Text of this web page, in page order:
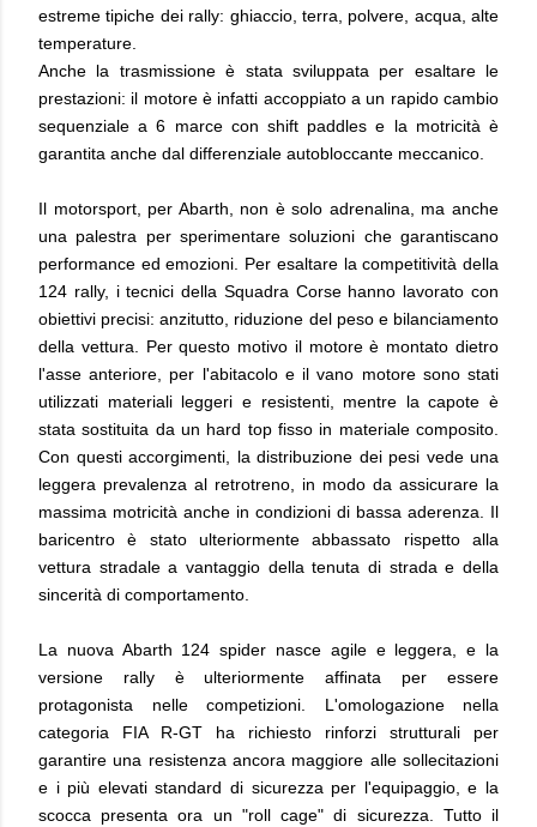
estreme tipiche dei rally: ghiaccio, terra, polvere, acqua, alte
temperature.
Anche la trasmissione è stata sviluppata per esaltare le
prestazioni: il motore è infatti accoppiato a un rapido cambio
sequenziale a 6 marce con shift paddles e la motricità è
garantita anche dal differenziale autobloccante meccanico.
Il motorsport, per Abarth, non è solo adrenalina, ma anche
una palestra per sperimentare soluzioni che garantiscano
performance ed emozioni. Per esaltare la competitività della
124 rally, i tecnici della Squadra Corse hanno lavorato con
obiettivi precisi: anzitutto, riduzione del peso e bilanciamento
della vettura. Per questo motivo il motore è montato dietro
l'asse anteriore, per l'abitacolo e il vano motore sono stati
utilizzati materiali leggeri e resistenti, mentre la capote è
stata sostituita da un hard top fisso in materiale composito.
Con questi accorgimenti, la distribuzione dei pesi vede una
leggera prevalenza al retrotreno, in modo da assicurare la
massima motricità anche in condizioni di bassa aderenza. Il
baricentro è stato ulteriormente abbassato rispetto alla
vettura stradale a vantaggio della tenuta di strada e della
sincerità di comportamento.
La nuova Abarth 124 spider nasce agile e leggera, e la
versione rally è ulteriormente affinata per essere
protagonista nelle competizioni. L'omologazione nella
categoria FIA R-GT ha richiesto rinforzi strutturali per
garantire una resistenza ancora maggiore alle sollecitazioni
e i più elevati standard di sicurezza per l'equipaggio, e la
scocca presenta ora un "roll cage" di sicurezza. Tutto il